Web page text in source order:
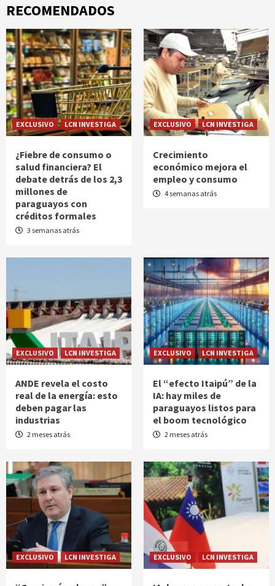
RECOMENDADOS
EXCLUSIVO LCN INVESTIGA
¿Fiebre de consumo o
salud financiera? El
debate detrás de los 2,3
millones de
paraguayos con
créditos formales
3 semanas atrás
EXCLUSIVO LCN INVESTIGA
Crecimiento
económico mejora el
empleo y consumo
4 semanas atrás
EXCLUSIVO LCN INVESTIGA
ANDE revela el costo
real de la energía: esto
deben pagar las
industrias
2 meses atrás
EXCLUSIVO LCN INVESTIGA
El “efecto Itaipú” de la
IA: hay miles de
paraguayos listos para
el boom tecnológico
2 meses atrás
EXCLUSIVO LCN INVESTIGA EXCLUSIVO LCN INVESTIGA